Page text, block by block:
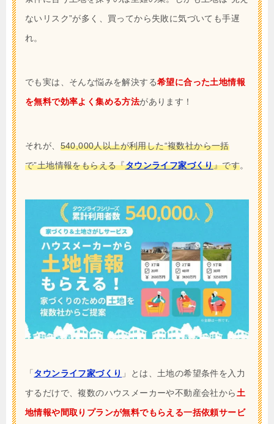
ないリスク”が多く、買ってから失敗に気づいても手遅
れ。
でも実は、そんな悩みを解決する希望に合った土地情報
を無料で効率よく集める方法があります！
それが、 540,000人以上が利用した“複数社から一括
で”土地情報をもらえる『タウンライフ家づくり』です。
「 タウンライフ家づくり 」とは、土地の希望条件を入力
するだけで、複数のハウスメーカーや不動産会社から 土
地情報や間取りプランが無料でもらえる一括依頼サービ